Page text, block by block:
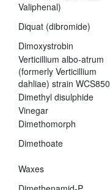
Valiphenal)
Diquat (dibromide)
Dimoxystrobin
Verticillium albo-atrum
(formerly Verticillium
dahliae) strain WCS850
Dimethyl disulphide
Vinegar
Dimethomorph
Dimethoate
Waxes